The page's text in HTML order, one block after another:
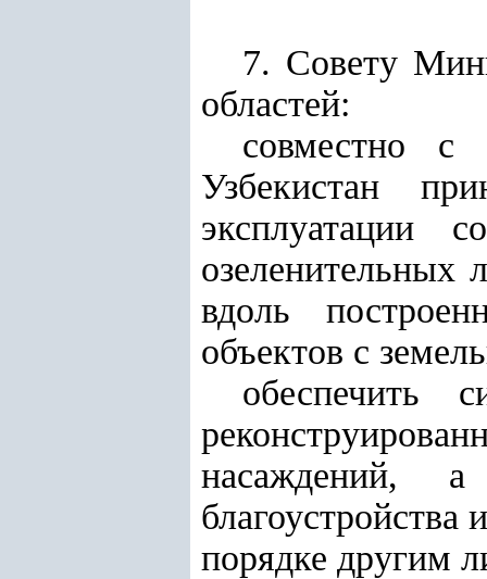
7. Совету
областей:
совместно с
Узбекистан
эксплуатации
озеленительных
вдоль
объектов с
обеспечить
насаждений,
порядке другим